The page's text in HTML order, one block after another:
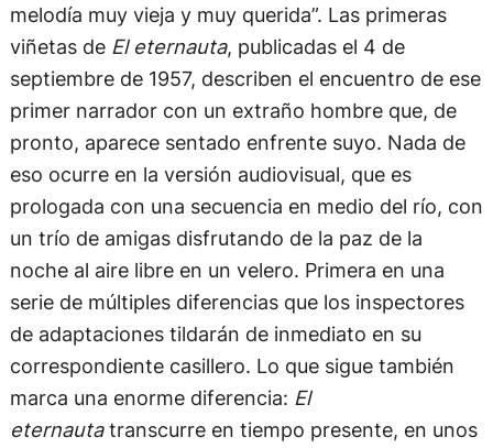
melodía muy vieja y muy querida”. Las primeras
viñetas de El eternauta, publicadas el 4 de
septiembre de 1957, describen el encuentro de ese
primer narrador con un extraño hombre que, de
pronto, aparece sentado enfrente suyo. Nada de
eso ocurre en la versión audiovisual, que es
prologada con una secuencia en medio del río, con
un trío de amigas disfrutando de la paz de la
noche al aire libre en un velero. Primera en una
serie de múltiples diferencias que los inspectores
de adaptaciones tildarán de inmediato en su
correspondiente casillero. Lo que sigue también
marca una enorme diferencia: El
eternautatranscurre en tiempo presente, en unos